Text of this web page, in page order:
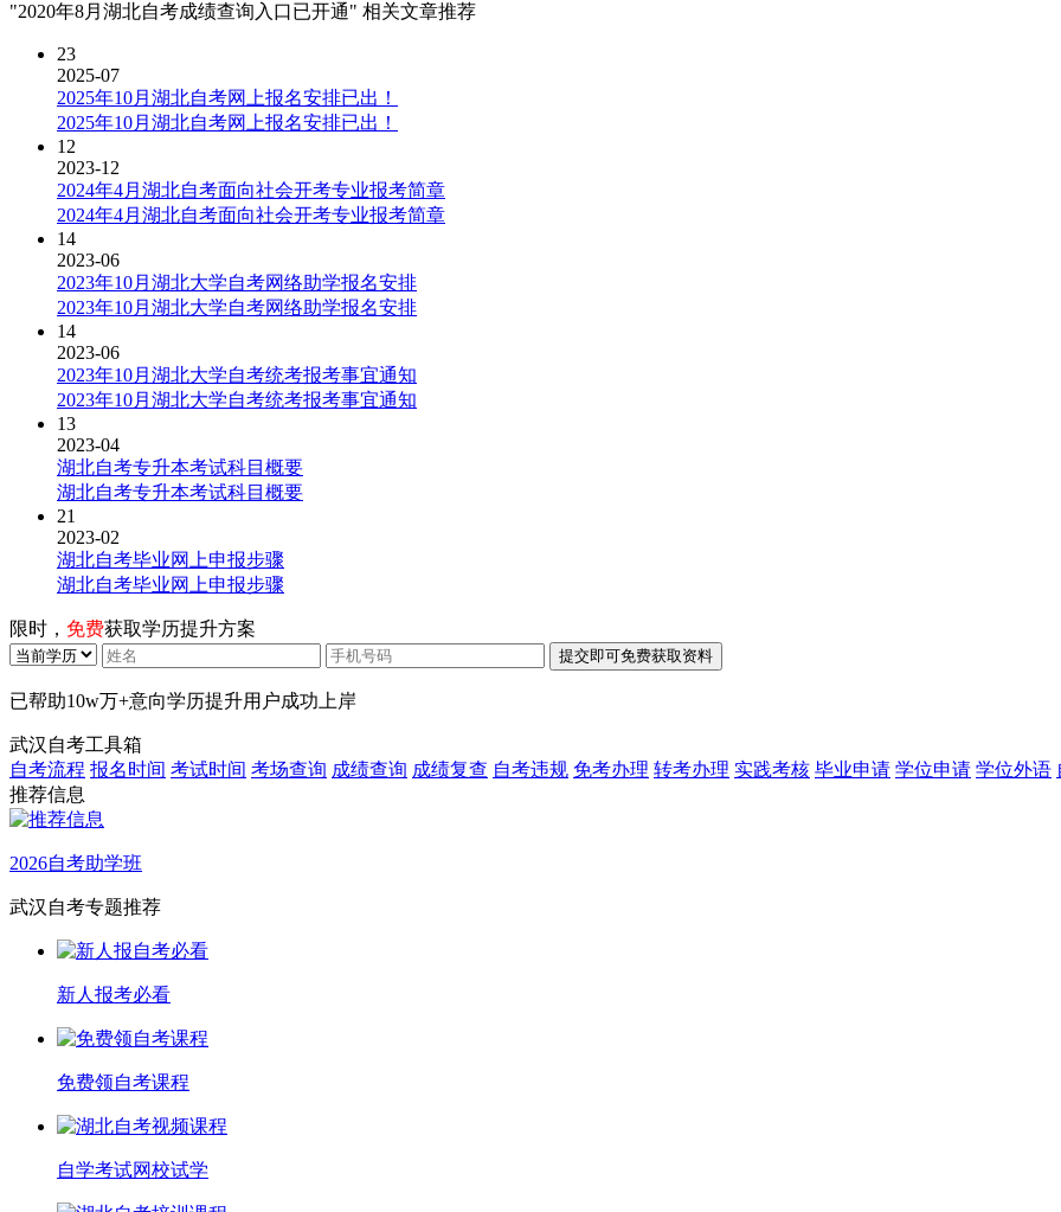
"2020年8月湖北自考成绩查询入口已开通" 相关文章推荐
23
2025-07
2025年10月湖北自考网上报名安排已出！
2025年10月湖北自考网上报名安排已出！
12
2023-12
2024年4月湖北自考面向社会开考专业报考简章
2024年4月湖北自考面向社会开考专业报考简章
14
2023-06
2023年10月湖北大学自考网络助学报名安排
2023年10月湖北大学自考网络助学报名安排
14
2023-06
2023年10月湖北大学自考统考报考事宜通知
2023年10月湖北大学自考统考报考事宜通知
13
2023-04
湖北自考专升本考试科目概要
湖北自考专升本考试科目概要
21
2023-02
湖北自考毕业网上申报步骤
湖北自考毕业网上申报步骤
限时， 免费获取学历提升方案
已帮助10w万+意向学历提升用户成功上岸
武汉自考工具箱
自考流程 报名时间 考试时间 考场查询 成绩查询 成绩复查 自考违规 免考办理 转考办理 实践考核 毕业申请 学位申请 学位外语
推荐信息
2026自考助学班
武汉自考专题推荐
新人报考必看
免费领自考课程
自学考试网校试学